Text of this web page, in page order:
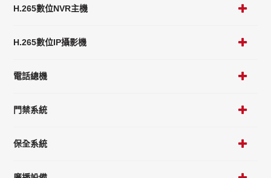
H.265數位NVR主機
H.265數位IP攝影機
電話總機
門禁系統
保全系統